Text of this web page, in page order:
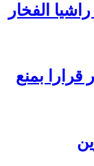
الفخار
قرارا بمنع